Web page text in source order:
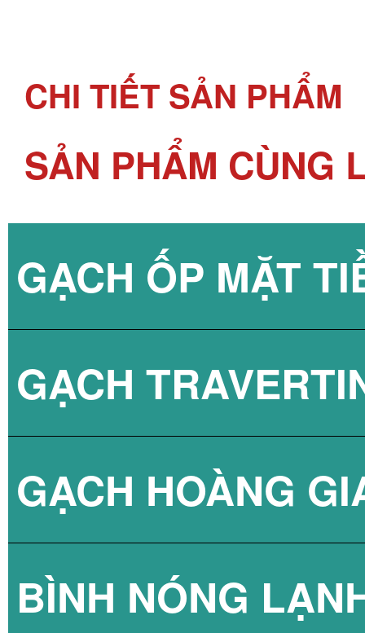
CHI TIẾT SẢN PHẨM
SẢN PHẨM CÙNG
GẠCH ỐP MẶT
GẠCH
GẠCH HOÀNG
BÌNH NÓNG